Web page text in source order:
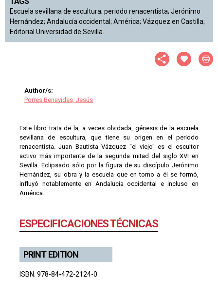
Escuela sevillana de escultura; periodo renacentista; Jerónimo
Hernández; Andalucía occidental; América; Vázquez en Castilla;
Editorial Universidad de Sevilla.
Author/s:
Porres Benavides, Jesús
Este libro trata de la, a veces olvidada, génesis de la escuela
sevillana de escultura, que tiene su origen en el periodo
renacentista. Juan Bautista Vázquez "el viejo" es el escultor
activo más importante de la segunda mitad del siglo XVI en
Sevilla. Eclipsado sólo por la figura de su discípulo Jerónimo
Hernández, su obra y la escuela que en torno a él se formó,
influyó notablemente en Andalucía occidental e incluso en
América.
ESPECIFICACIONES TÉCNICAS
PRINT EDITION
ISBN: 978-84-472-2124-0